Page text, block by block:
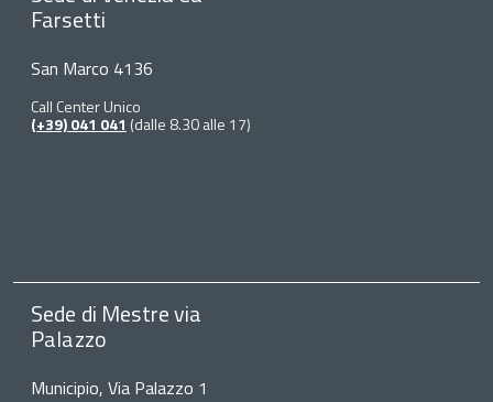
Farsetti
San Marco 4136
Call Center Unico
(+39) 041 041 (dalle 8.30 alle 17)
Sede di Mestre via
Palazzo
Municipio, Via Palazzo 1